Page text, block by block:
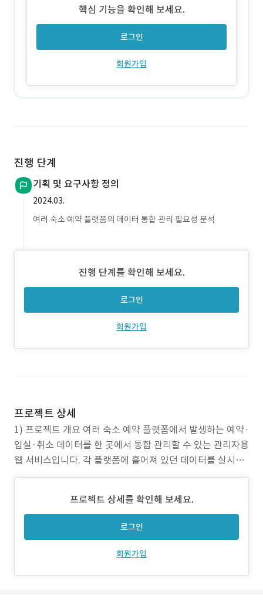
핵심 기능을 확인해 보세요.
로그인
회원가입
진행 단계
기획 및 요구사항 정의
2024.03.
여러 숙소 예약 플랫폼의 데이터 통합 관리 필요성 분석
진행 단계를 확인해 보세요.
로그인
회원가입
프로젝트 상세
1) 프로젝트 개요 여러 숙소 예약 플랫폼에서 발생하는 예약·
입실·취소 데이터를 한 곳에서 통합 관리할 수 있는 관리자용
웹 서비스입니다. 각 플랫폼에 흩어져 있던 데이터를 실시간
API 연동으로 수집·동기화하여 관리 효율성을 높이고, 예약
있도록 지원하였습니다. 2) 작업 범위 - 기획, 화면 설계, UI/
프로젝트 상세를 확인해 보세요.
로그인
회원가입